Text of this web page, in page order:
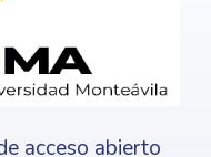
acceso abierto